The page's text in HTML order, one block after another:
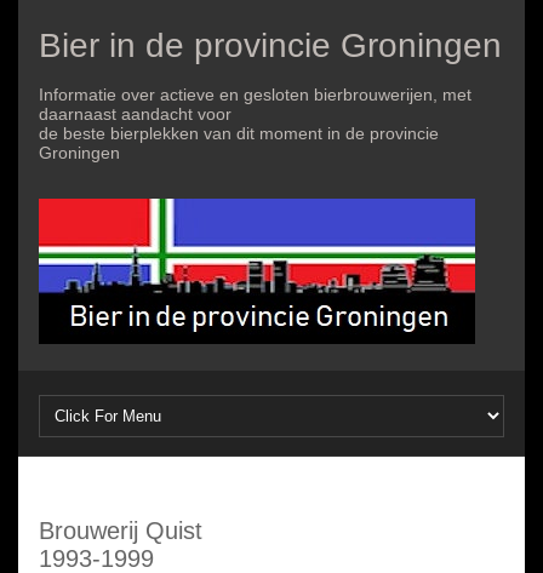
Bier in de provincie Groningen
Informatie over actieve en gesloten bierbrouwerijen, met
daarnaast aandacht voor
de beste bierplekken van dit moment in de provincie
Groningen
Brouwerij Quist
1993-1999